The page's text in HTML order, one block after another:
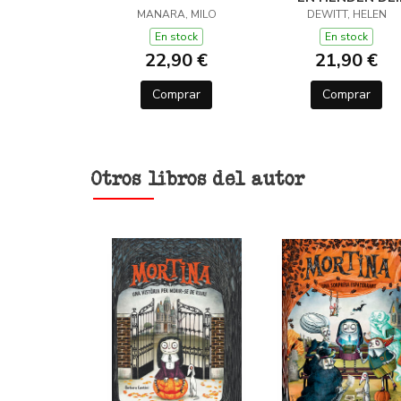
MANARA, MILO
En stock
22,90 €
Comprar
LANA (Y OTROS
TRUCOS)
DEWITT, HELEN
En stock
21,90 €
Comprar
Otros libros del autor